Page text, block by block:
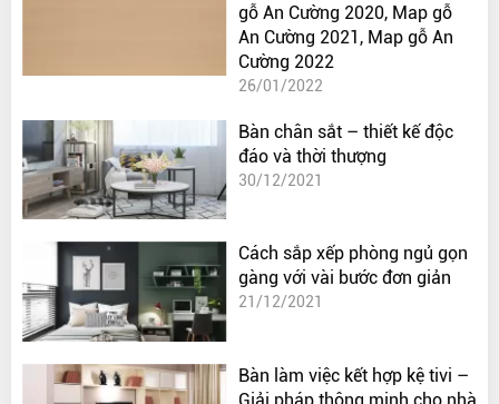
gỗ An Cường 2020, Map gỗ
An Cường 2021, Map gỗ An
Cường 2022
26/01/2022
Bàn chân sắt – thiết kế độc
đáo và thời thượng
30/12/2021
Cách sắp xếp phòng ngủ gọn
gàng với vài bước đơn giản
21/12/2021
Bàn làm việc kết hợp kệ tivi –